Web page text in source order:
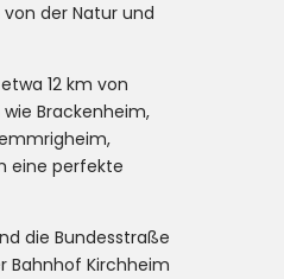
der Natur und
12 km von
Brackenheim,
eine perfekte
die Bundesstraße
Bahnhof Kirchheim